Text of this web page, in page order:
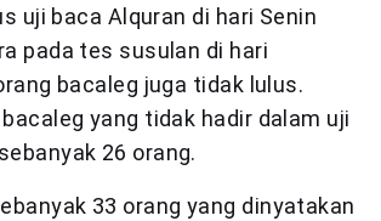
uji baca Alquran di hari Senin
pada tes susulan di hari
bacaleg juga tidak lulus.
yang tidak hadir dalam uji
26 orang.
33 orang yang dinyatakan